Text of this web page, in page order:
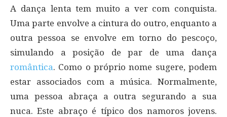
A dança lenta tem muito a ver com conquista.
Uma parte envolve a cintura do outro, enquanto a
outra pessoa se envolve em torno do pescoço,
simulando a posição de par de uma dança
romântica. Como o próprio nome sugere, podem
estar associados com a música. Normalmente,
uma pessoa abraça a outra segurando a sua
nuca. Este abraço é típico dos namoros jovens.